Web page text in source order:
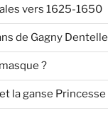
vers 1625-1650
de Gagny Dentelle
?
la ganse Princesse